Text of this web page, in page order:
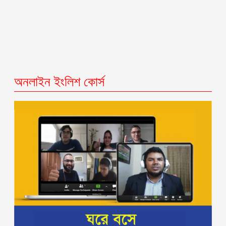
অনলাইন ইংলিশ কোর্স